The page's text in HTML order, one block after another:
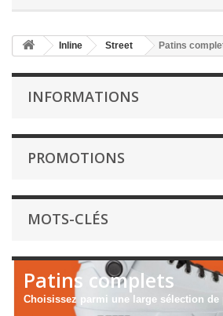
Inline Street Patins
INFORMATIONS
PROMOTIONS
MOTS-CLÉS
Patins complets
Choisissez parmi une large sélection de